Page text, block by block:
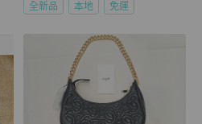
全新品 本地 免運